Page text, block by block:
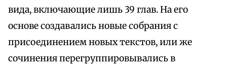
вида, включающие лишь 39 глав. На его
основе создавались новые собрания с
присоединением новых текстов, или же
сочинения перегруппировывались в